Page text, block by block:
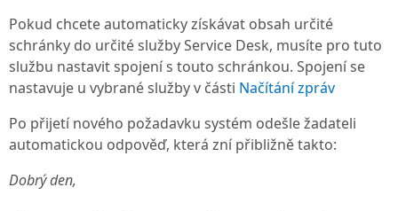
Pokud chcete automaticky získávat obsah určité
schránky do určité služby Service Desk, musíte pro tuto
službu nastavit spojení s touto schránkou. Spojení se
nastavuje u vybrané služby v části Načítání zpráv
Po přijetí nového požadavku systém odešle žadateli
automatickou odpověď, která zní přibližně takto:
Dobrý den,